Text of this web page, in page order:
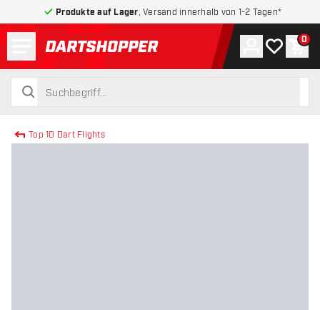
Produkte auf Lager , Versand innerhalb von 1-2 Tagen*
zurück zur Startseite
suchen
suchen
Konto
Meine 0
Top 10 Dart Flights